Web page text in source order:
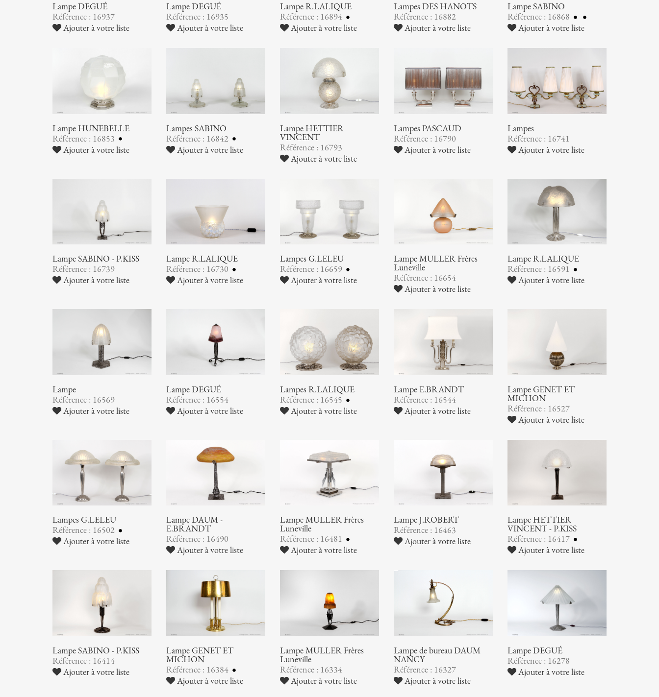
Lampe DEGUÉ
Référence : 16937
Ajouter à votre liste
Lampe DEGUÉ
Référence : 16935
Ajouter à votre liste
Lampe R.LALIQUE
Référence : 16894
Ajouter à votre liste
Lampes DES HANOTS
Référence : 16882
Ajouter à votre liste
Lampe SABINO
Référence : 16868
Ajouter à votre liste
Lampe HUNEBELLE
Référence : 16853
Ajouter à votre liste
Lampes SABINO
Référence : 16842
Ajouter à votre liste
Lampe HETTIER
VINCENT
Référence : 16793
Ajouter à votre liste
Lampes PASCAUD
Référence : 16790
Ajouter à votre liste
Lampes
Référence : 16741
Ajouter à votre liste
Lampe SABINO - P.KISS
Référence : 16739
Ajouter à votre liste
Lampe R.LALIQUE
Référence : 16730
Ajouter à votre liste
Lampes G.LELEU
Référence : 16659
Ajouter à votre liste
Lampe MULLER Frères
Luneville
Référence : 16654
Ajouter à votre liste
Lampe R.LALIQUE
Référence : 16591
Ajouter à votre liste
Lampe
Référence : 16569
Ajouter à votre liste
Lampe DEGUÉ
Référence : 16554
Ajouter à votre liste
Lampes R.LALIQUE
Référence : 16545
Ajouter à votre liste
Lampe E.BRANDT
Référence : 16544
Ajouter à votre liste
Lampe GENET ET
MICHON
Référence : 16527
Ajouter à votre liste
Lampes G.LELEU
Référence : 16502
Ajouter à votre liste
Lampe DAUM -
E.BRANDT
Référence : 16490
Ajouter à votre liste
Lampe MULLER Frères
Luneville
Référence : 16481
Ajouter à votre liste
Lampe J.ROBERT
Référence : 16463
Ajouter à votre liste
Lampe HETTIER
VINCENT - P.KISS
Référence : 16417
Ajouter à votre liste
Lampe SABINO - P.KISS
Référence : 16414
Ajouter à votre liste
Lampe GENET ET
MICHON
Référence : 16384
Ajouter à votre liste
Lampe MULLER Frères
Luneville
Référence : 16334
Ajouter à votre liste
Lampe de bureau DAUM
NANCY
Référence : 16327
Ajouter à votre liste
Lampe DEGUÉ
Référence : 16278
Ajouter à votre liste